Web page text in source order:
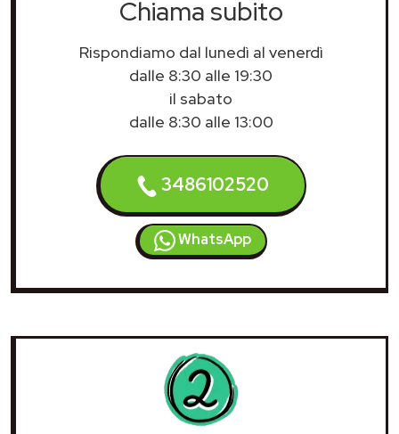
Chiama subito
Rispondiamo dal lunedì al venerdì
dalle 8:30 alle 19:30
il sabato
dalle 8:30 alle 13:00
3486102520
WhatsApp